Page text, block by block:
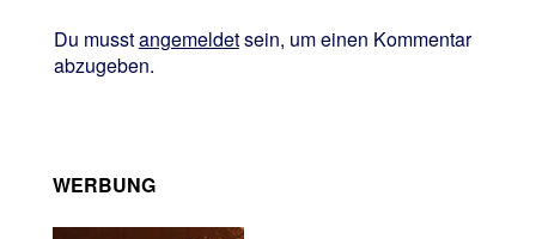
Du musstangemeldetsein, um einen Kommentar
abzugeben.
WERBUNG